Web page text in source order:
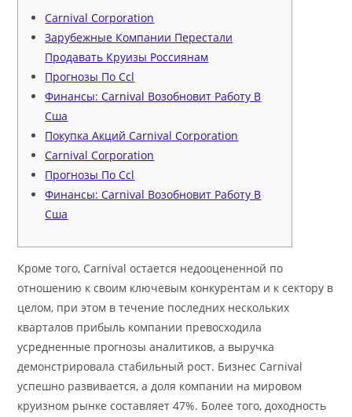
Carnival Corporation
Зарубежные Компании Перестали
Продавать Круизы Россиянам
Прогнозы По Ccl
Финансы: Carnival Возобновит Работу В
Сша
Покупка Акций Carnival Corporation
Carnival Corporation
Прогнозы По Ccl
Финансы: Carnival Возобновит Работу В
Сша
Кроме того, Carnival остается недооцененной по
отношению к своим ключевым конкурентам и к сектору в
целом, при этом в течение последних нескольких
кварталов прибыль компании превосходила
усредненные прогнозы аналитиков, а выручка
демонстрировала стабильный рост. Бизнес Carnival
успешно развивается, а доля компании на мировом
круизном рынке составляет 47%. Более того, доходность